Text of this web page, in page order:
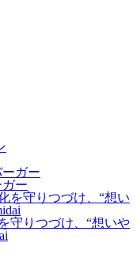
ガー
守りつづけ、“想いや